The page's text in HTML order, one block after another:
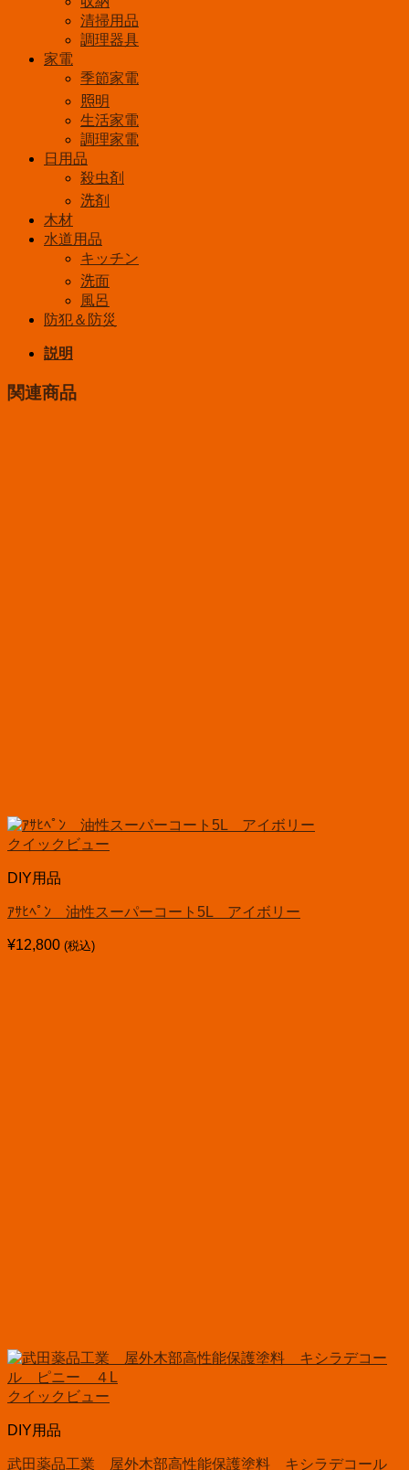
清掃用品
調理器具
家電
季節家電
照明
生活家電
調理家電
日用品
殺虫剤
洗剤
木材
水道用品
キッチン
洗面
風呂
防犯＆防災
説明
関連商品
クイックビュー
DIY用品
ｱｻﾋﾍﾟﾝ 油性スーパーコート5L アイボリー
¥12,800 (税込)
クイックビュー
DIY用品
武田薬品工業 屋外木部高性能保護塗料 キシラデコール